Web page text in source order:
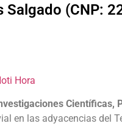
Salgado (CNP:
Hora
Científicas,
en las adyacencias del